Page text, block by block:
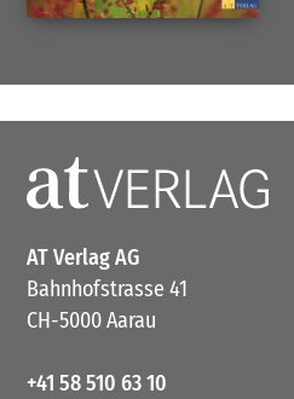
AT Verlag AG
Bahnhofstrasse 41
CH-5000 Aarau
+41 58 510 63 10